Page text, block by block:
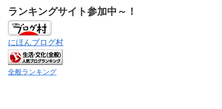
ランキングサイト参加中～！
にほんブログ村
全般ランキング